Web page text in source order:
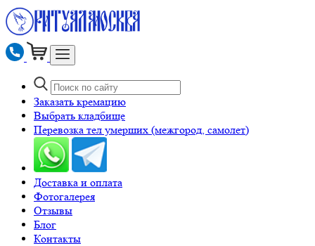
Заказать кремацию
Выбрать кладбище
Перевозка тел умерших (межгород, самолет)
Доставка и оплата
Фотогалерея
Отзывы
Блог
Контакты